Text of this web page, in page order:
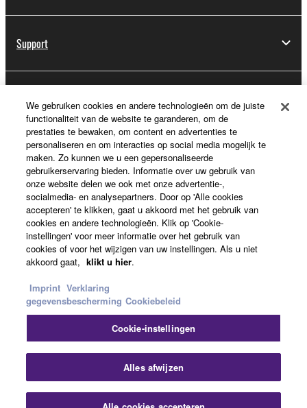
Support
Registratie voor Yamaha Music ID
Over Yamaha
Nederland / België / Luxemburg - Dutch
Business
Contact opnemen Terms of Use
CookiebeleidImpressum
We gebruiken cookies en andere technologieën om de juiste
functionaliteit van de website te garanderen, om de
prestaties te bewaken, om content en advertenties te
personaliseren en om interacties op social media mogelijk te
maken. Zo kunnen we u een gepersonaliseerde
gebruikerservaring bieden. Informatie over uw gebruik van
onze website delen we ook met onze advertentie-,
socialmedia- en analysepartners. Door op 'Alle cookies
accepteren' te klikken, gaat u akkoord met het gebruik van
cookies en andere technologieën. Klik op 'Cookie-
instellingen' voor meer informatie over het gebruik van
cookies of voor het wijzigen van uw instellingen. Als u niet
akkoord gaat, klikt u hier.
Imprint Verklaring
gegevensbescherming Cookiebeleid
Cookie-instellingen
Alles afwijzen